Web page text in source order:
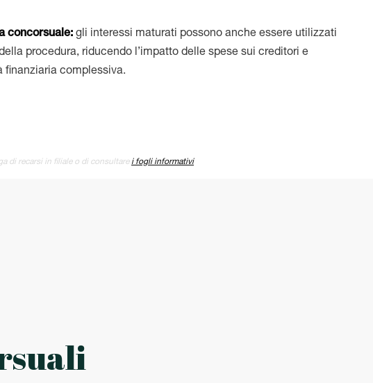
concorsuale:gli interessi maturati possono anche essere utilizzati
procedura, riducendo l’impatto delle spese sui creditori e
finanziaria complessiva.
di recarsi in filiale o di consultare i fogli informativi